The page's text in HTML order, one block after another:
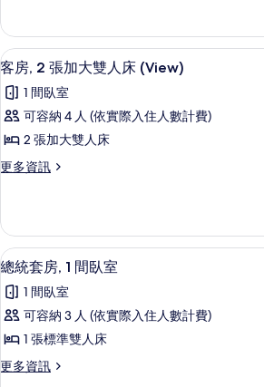
Shwr)
的
所
有
相
片
in
Shwr)
的
詳
情
人
床
和
張
沙
發
Access,
Roll-
in
Shwr)
的
所
有
1
張
特
雙
人
和
1
張
床
(Mobility/Hearing
Access,
Roll-
in
Shwr)
的
詳
情
顯
示
客
房,
2
張
大
雙
人
床
(View)
的
所
客房內保
7
客房, 2 張加大雙人床 (View)
1 間臥室
可容納 4 人 (依實際入住人數計費)
2 張加大雙人床
更多資訊
更
2
張
加
雙
人
(View)
的
詳
顯
示
總
統
房,
總統套房,
6
總統套房, 1 間臥室
1 間臥室
可容納 3 人 (依實際入住人數計費)
1 張標準雙人床
更多資訊
更